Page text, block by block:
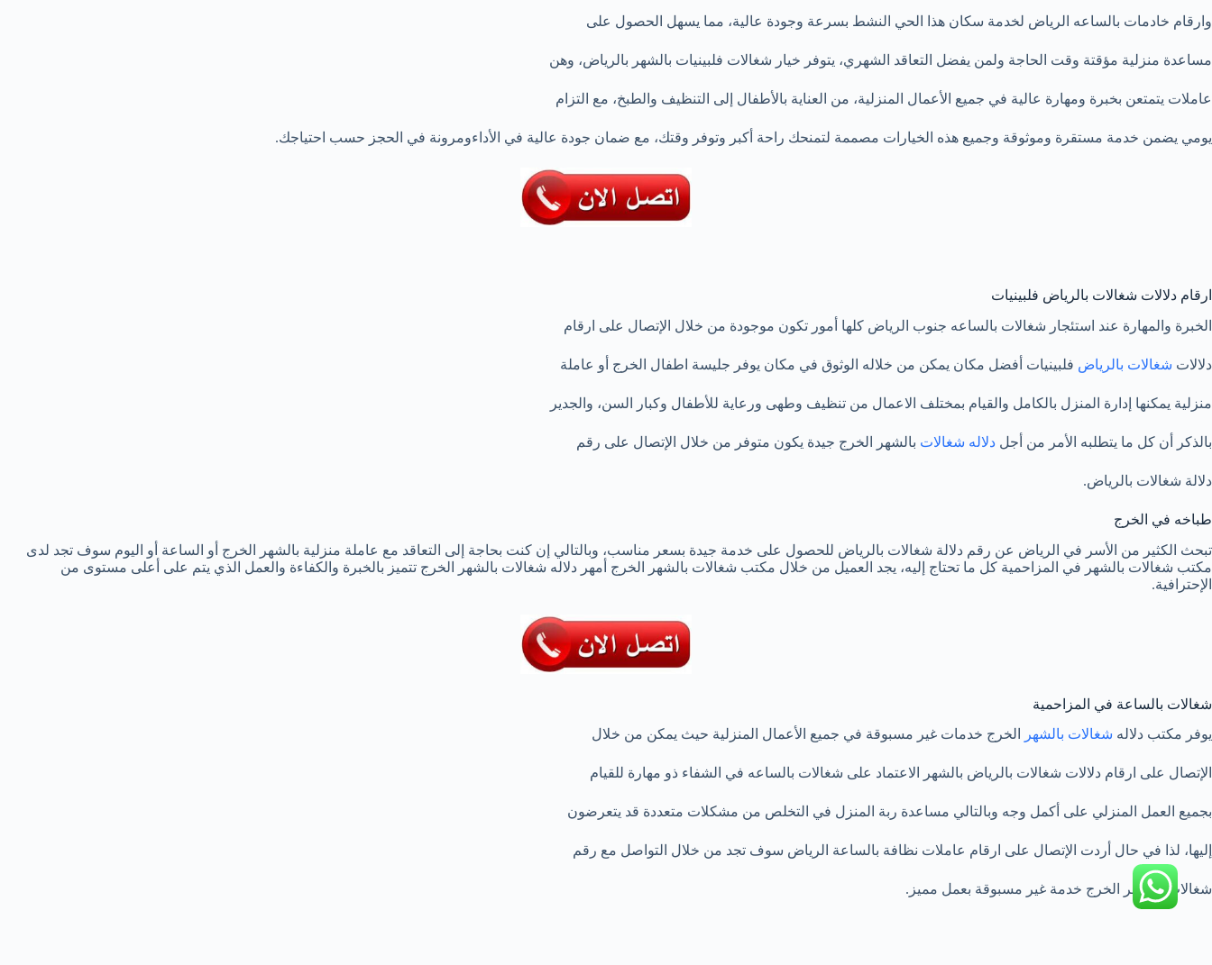
وارقام خادمات بالساعه الرياض لخدمة سكان هذا الحي النشط بسرعة وجودة عالية، مما يسهل الحصول على
مساعدة منزلية مؤقتة وقت الحاجة ولمن يفضل التعاقد الشهري، يتوفر خيار شغالات فلبينيات بالشهر بالرياض، وهن
عاملات يتمتعن بخبرة ومهارة عالية في جميع الأعمال المنزلية، من العناية بالأطفال إلى التنظيف والطبخ، مع التزام
يومي يضمن خدمة مستقرة وموثوقة وجميع هذه الخيارات مصممة لتمنحك راحة أكبر وتوفر وقتك، مع ضمان جودة عالية في الأداءومرونة في الحجز حسب احتياجك.
ارقام دلالات شغالات بالرياض فلبينيات
الخبرة والمهارة عند استئجار شغالات بالساعه جنوب الرياض كلها أمور تكون موجودة من خلال الإتصال على ارقام
دلالات شغالات بالرياض فلبينيات أفضل مكان يمكن من خلاله الوثوق في مكان يوفر جليسة اطفال الخرج أو عاملة
منزلية يمكنها إدارة المنزل بالكامل والقيام بمختلف الاعمال من تنظيف وطهى ورعاية للأطفال وكبار السن، والجدير
بالذكر أن كل ما يتطلبه الأمر من أجل دلاله شغالات بالشهر الخرج جيدة يكون متوفر من خلال الإتصال على رقم
دلالة شغالات بالرياض.
طباخه في الخرج
تبحث الكثير من الأسر في الرياض عن رقم دلالة شغالات بالرياض للحصول على خدمة جيدة بسعر مناسب، وبالتالي إن كنت بحاجة إلى التعاقد مع عاملة منزلية بالشهر الخرج أو الساعة أو اليوم سوف تجد لدى
مكتب شغالات بالشهر في المزاحمية كل ما تحتاج إليه، يجد العميل من خلال مكتب شغالات بالشهر الخرج أمهر دلاله شغالات بالشهر الخرج تتميز بالخبرة والكفاءة والعمل الذي يتم على أعلى مستوى من
الإحترافية.
شغالات بالساعة في المزاحمية
يوفر مكتب دلاله شغالات بالشهر الخرج خدمات غير مسبوقة في جميع الأعمال المنزلية حيث يمكن من خلال
الإتصال على ارقام دلالات شغالات بالرياض بالشهر الاعتماد على شغالات بالساعه في الشفاء ذو مهارة للقيام
بجميع العمل المنزلي على أكمل وجه وبالتالي مساعدة ربة المنزل في التخلص من مشكلات متعددة قد يتعرضون
إليها، لذا في حال أردت الإتصال على ارقام عاملات نظافة بالساعة الرياض سوف تجد من خلال التواصل مع رقم
شغالات بالشهر الخرج خدمة غير مسبوقة بعمل مميز.